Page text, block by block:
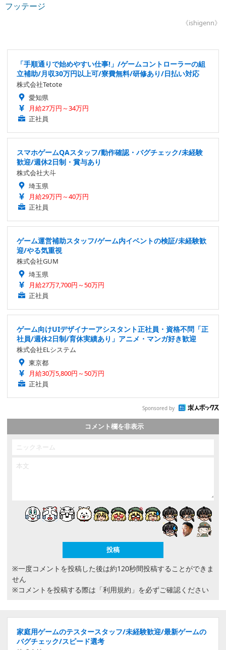
フッテージ
《ishigenn》
「手順通りで始めやすい仕事!」/ゲームコントローラーの組
立補助/月収30万円以上可/寮費無料/研修あり/日払い対応
株式会社Tetote
愛知県
月給27万円～34万円
正社員
スマホゲームQAスタッフ/動作確認・バグチェック/未経験
歓迎/週休2日制・賞与あり
株式会社大斗
埼玉県
月給29万円～40万円
正社員
ゲーム運営補助スタッフ/ゲーム内イベントの検証/未経験歓
迎/やる気重視
株式会社GUM
埼玉県
月給27万7,700円～50万円
正社員
ゲーム向けUIデザイナーアシスタント正社員・資格不問「正
社員/週休2日制/育休実績あり」アニメ・マンガ好き歓迎
株式会社ELシステム
東京都
月給30万5,800円～50万円
正社員
Sponsored by
コメント欄を非表示
※一度コメントを投稿した後は約120秒間投稿することができま
せん
※コメントを投稿する際は 「利用規約」 を必ずご確認ください
家庭用ゲームのテスタースタッフ/未経験歓迎/最新ゲームの
バグチェック/スピード選考